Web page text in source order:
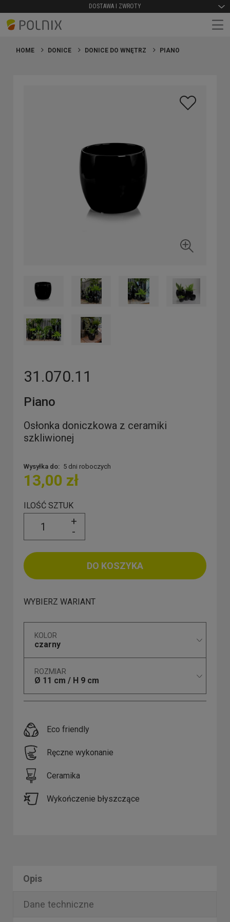
DOSTAWA I ZWROTY
HOME DONICE DONICE DO WNĘTRZ PIANO
31.070.11
Piano
Osłonka doniczkowa z ceramiki
szkliwionej
Wysyłka do: 5 dni roboczych
13,00 zł
ILOŚĆ SZTUK
+
-
DO KOSZYKA
WYBIERZ WARIANT
KOLOR
czarny
ROZMIAR
Ø 11 cm / H 9 cm
Eco friendly
Ręczne wykonanie
Ceramika
Wykończenie błyszczące
Opis
Dane techniczne